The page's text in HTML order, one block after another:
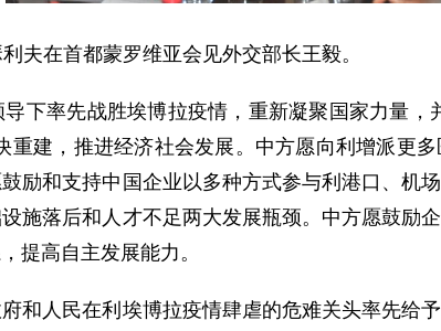
在首都蒙罗维亚会见外交部长王毅。
率先战胜埃博拉疫情，重新凝聚国家力量，
重建，推进经济社会发展。中方愿向利增派更
励和支持中国企业以多种方式参与利港口、机
施落后和人才不足两大发展瓶颈。中方愿鼓励
提高自主发展能力。
人民在利埃博拉疫情肆虐的危难关头率先给